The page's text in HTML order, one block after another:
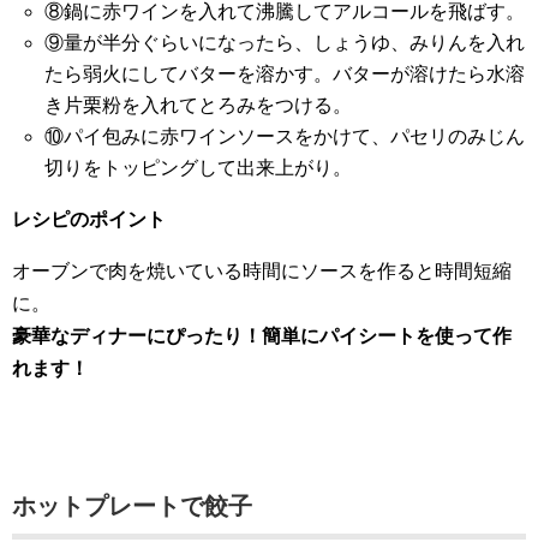
⑧鍋に赤ワインを入れて沸騰してアルコールを飛ばす。
⑨量が半分ぐらいになったら、しょうゆ、みりんを入れ
たら弱火にしてバターを溶かす。バターが溶けたら水溶
き片栗粉を入れてとろみをつける。
⑩パイ包みに赤ワインソースをかけて、パセリのみじん
切りをトッピングして出来上がり。
レシピのポイント
オーブンで肉を焼いている時間にソースを作ると時間短縮
に。
豪華なディナーにぴったり！簡単にパイシートを使って作
れます！
ホットプレートで餃子